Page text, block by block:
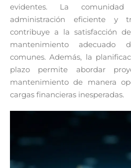
evidentes. La
administración eficiente y
contribuye a la satisfacción
mantenimiento adecuado
comunes. Además, la
plazo permite abordar
mantenimiento de manera
cargas financieras inesperadas.